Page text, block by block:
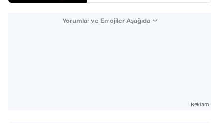
Yorumlar ve Emojiler Aşağıda
Reklam